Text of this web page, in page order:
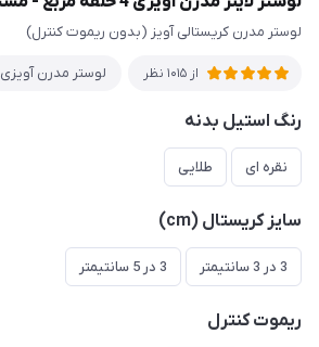
لوستر مدرن کریستالی آویز (بدون ریموت کنترل)
از 1015 نظر لوستر مدرن آویزی
رنگ استیل بدنه
نقره ای طلایی
سایز کریستال (cm)
3 در 3 سانتیمتر 3 در 5 سانتیمتر
ریموت کنترل